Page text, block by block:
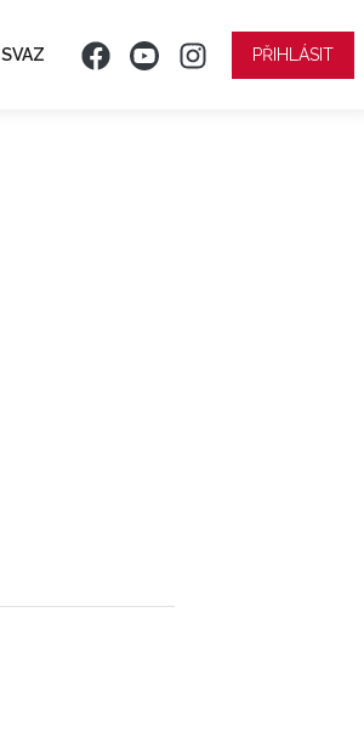
SVAZ PŘIHLÁSIT